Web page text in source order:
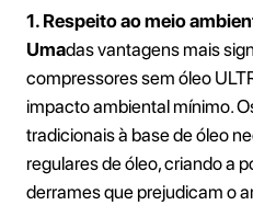
1. Respeito ao meio
‍Umadas vantagens mais
compressores sem óleo
impacto ambiental mínimo.
tradicionais à base de óleo
regulares de óleo, criando a
derrames que prejudicam o